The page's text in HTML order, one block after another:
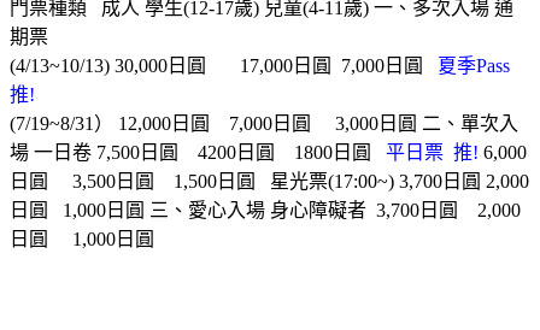
門票種類 成人 學生(12-17歲) 兒童(4-11歲) 一、多次入場 通
期票
(4/13~10/13) 30,000日圓 17,000日圓 7,000日圓 夏季Pass
推!
(7/19~8/31） 12,000日圓 7,000日圓 3,000日圓 二、單次入
場 一日卷 7,500日圓 4200日圓 1800日圓 平日票 推! 6,000
日圓 3,500日圓 1,500日圓 星光票(17:00~) 3,700日圓 2,000
日圓 1,000日圓 三、愛心入場 身心障礙者 3,700日圓 2,000
日圓 1,000日圓